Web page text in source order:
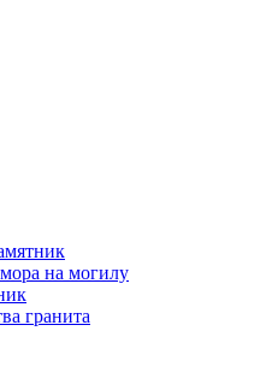
на могилу
гранита